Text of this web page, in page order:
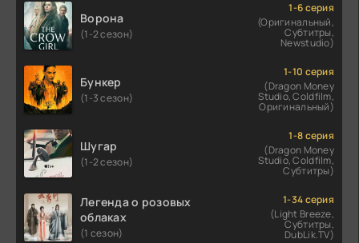
Ворона
(1-2 сезон)
1-6 серия
(Оригинальный,
Субтитры,
Newstudio)
Бункер
(1-3 сезон)
1-10 серия
(Dragon Money
Studio, Coldfilm,
Оригинальный)
Шугар
(1-2 сезон)
1-8 серия
(Dragon Money
Studio, Coldfilm,
Субтитры)
Легенда о розовых
облаках
(1 сезон)
1-34 серия
(Light Breeze,
Субтитры,
DubLik.TV)